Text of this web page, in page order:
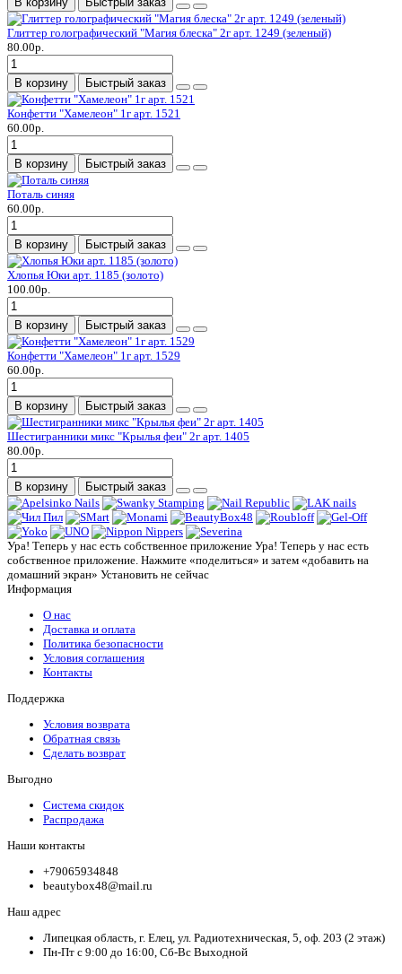
Глиттер голографический "Магия блеска" 2г арт. 1249 (зеленый)
80.00р.
В корзину Быстрый заказ
Конфетти "Хамелеон" 1г арт. 1521
60.00р.
В корзину Быстрый заказ
Поталь синяя
60.00р.
В корзину Быстрый заказ
Хлопья Юки арт. 1185 (золото)
100.00р.
В корзину Быстрый заказ
Конфетти "Хамелеон" 1г арт. 1529
60.00р.
В корзину Быстрый заказ
Шестигранники микс "Крылья феи" 2г арт. 1405
80.00р.
В корзину Быстрый заказ
Ура! Теперь у нас есть собственное приложение Ура! Теперь у нас есть
собственное приложение. Нажмите «поделиться» и затем «добавить на
домашний экран» Установить не сейчас
Информация
О нас
Доставка и оплата
Политика безопасности
Условия соглашения
Контакты
Поддержка
Условия возврата
Обратная связь
Сделать возврат
Выгодно
Система скидок
Распродажа
Наши контакты
+79065934848
beautybox48@mail.ru
Наш адрес
Липецкая область, г. Елец, ул. Радиотехническая, 5, оф. 203 (2 этаж)
Пн-Пт с 9:00 до 16:00, Сб-Вс Выходной